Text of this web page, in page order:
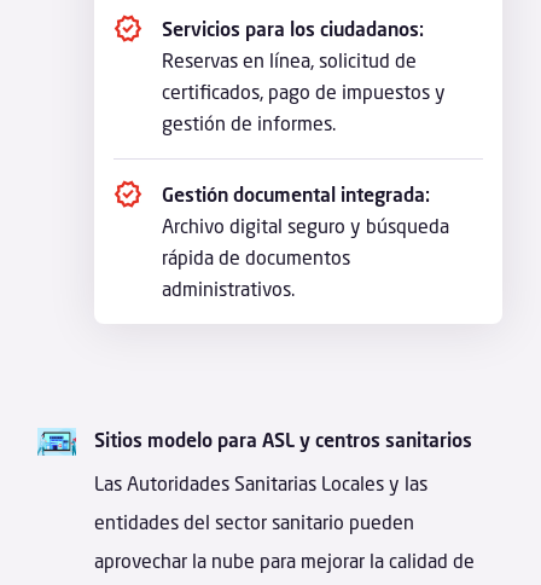
Servicios para los ciudadanos:
Reservas en línea, solicitud de
certificados, pago de impuestos y
gestión de informes.
Gestión documental integrada:
Archivo digital seguro y búsqueda
rápida de documentos
administrativos.
Sitios modelo para ASL y centros sanitarios
Las Autoridades Sanitarias Locales y las
entidades del sector sanitario pueden
aprovechar la nube para mejorar la calidad de